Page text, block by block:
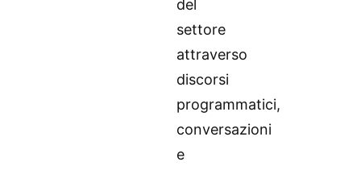
del
settore
attraverso
discorsi
programmatici,
conversazioni
e